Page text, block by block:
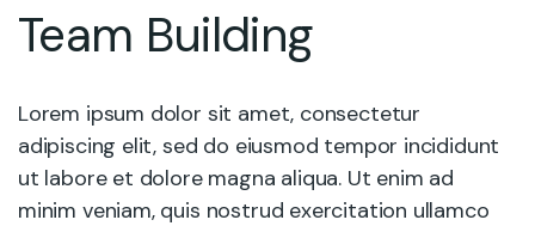
Team Building
Lorem ipsum dolor sit amet, consectetur
adipiscing elit, sed do eiusmod tempor incididunt
ut labore et dolore magna aliqua. Ut enim ad
minim veniam, quis nostrud exercitation ullamco